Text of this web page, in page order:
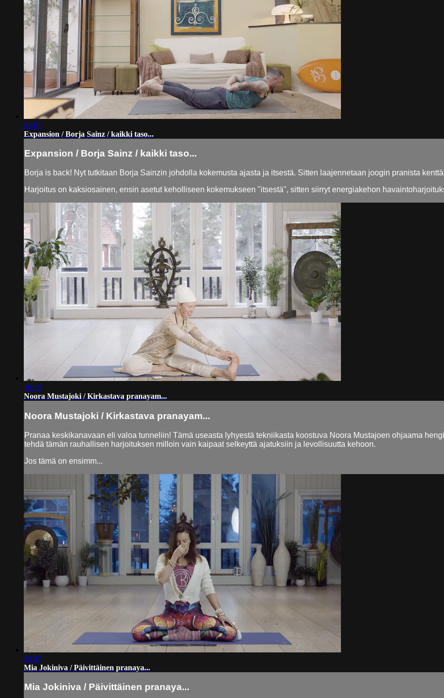
41:01
Expansion / Borja Sainz / kaikki taso...
Expansion / Borja Sainz / kaikki taso...
Borja is back! Nyt tutkitaan Borja Sainzin johdolla kokemusta ajasta ja itsestä. Sitten laajennetaan joogin pranista
Harjoitus on kaksiosainen, ensin asetut keholliseen kokemukseen "itsestä", sitten siirryt energiakehon
16:13
Noora Mustajoki / Kirkastava pranayam...
Noora Mustajoki / Kirkastava pranayam...
Pranaa keskikanavaan eli valoa tunneliin! Tämä useasta lyhyestä tekniikasta koostuva Noora Mustajoen ohjaama
tehdä tämän rauhallisen harjoituksen milloin vain kaipaat selkeyttä ajatuksiin ja levollisuutta kehoon.
Jos tämä on ensimm...
23:47
Mia Jokiniva / Päivittäinen pranaya...
Mia Jokiniva / Päivittäinen pranaya...